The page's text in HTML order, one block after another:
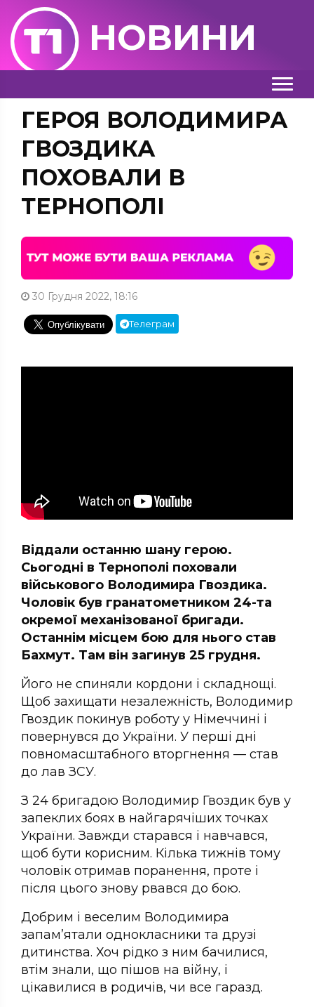
НОВИНИ
ГЕРОЯ ВОЛОДИМИРА
ГВОЗДИКА
ПОХОВАЛИ В
ТЕРНОПОЛІ
30 Грудня 2022, 18:16
Телеграм
Віддали останню шану герою.
Сьогодні в Тернополі поховали
військового Володимира Гвоздика.
Чоловік був гранатометником 24-та
окремої механізованої бригади.
Останнім місцем бою для нього став
Бахмут. Там він загинув 25 грудня.
Його не спиняли кордони і складнощі.
Щоб захищати незалежність, Володимир
Гвоздик покинув роботу у Німеччині і
повернувся до України. У перші дні
повномасштабного вторгнення — став
до лав ЗСУ.
З 24 бригадою Володимир Гвоздик був у
запеклих боях в найгарячіших точках
України. Завжди старався і навчався,
щоб бути корисним. Кілька тижнів тому
чоловік отримав поранення, проте і
після цього знову рвався до бою.
Добрим і веселим Володимира
запам’ятали однокласники та друзі
дитинства. Хоч рідко з ним бачилися,
втім знали, що пішов на війну, і
цікавилися в родичів, чи все гаразд.